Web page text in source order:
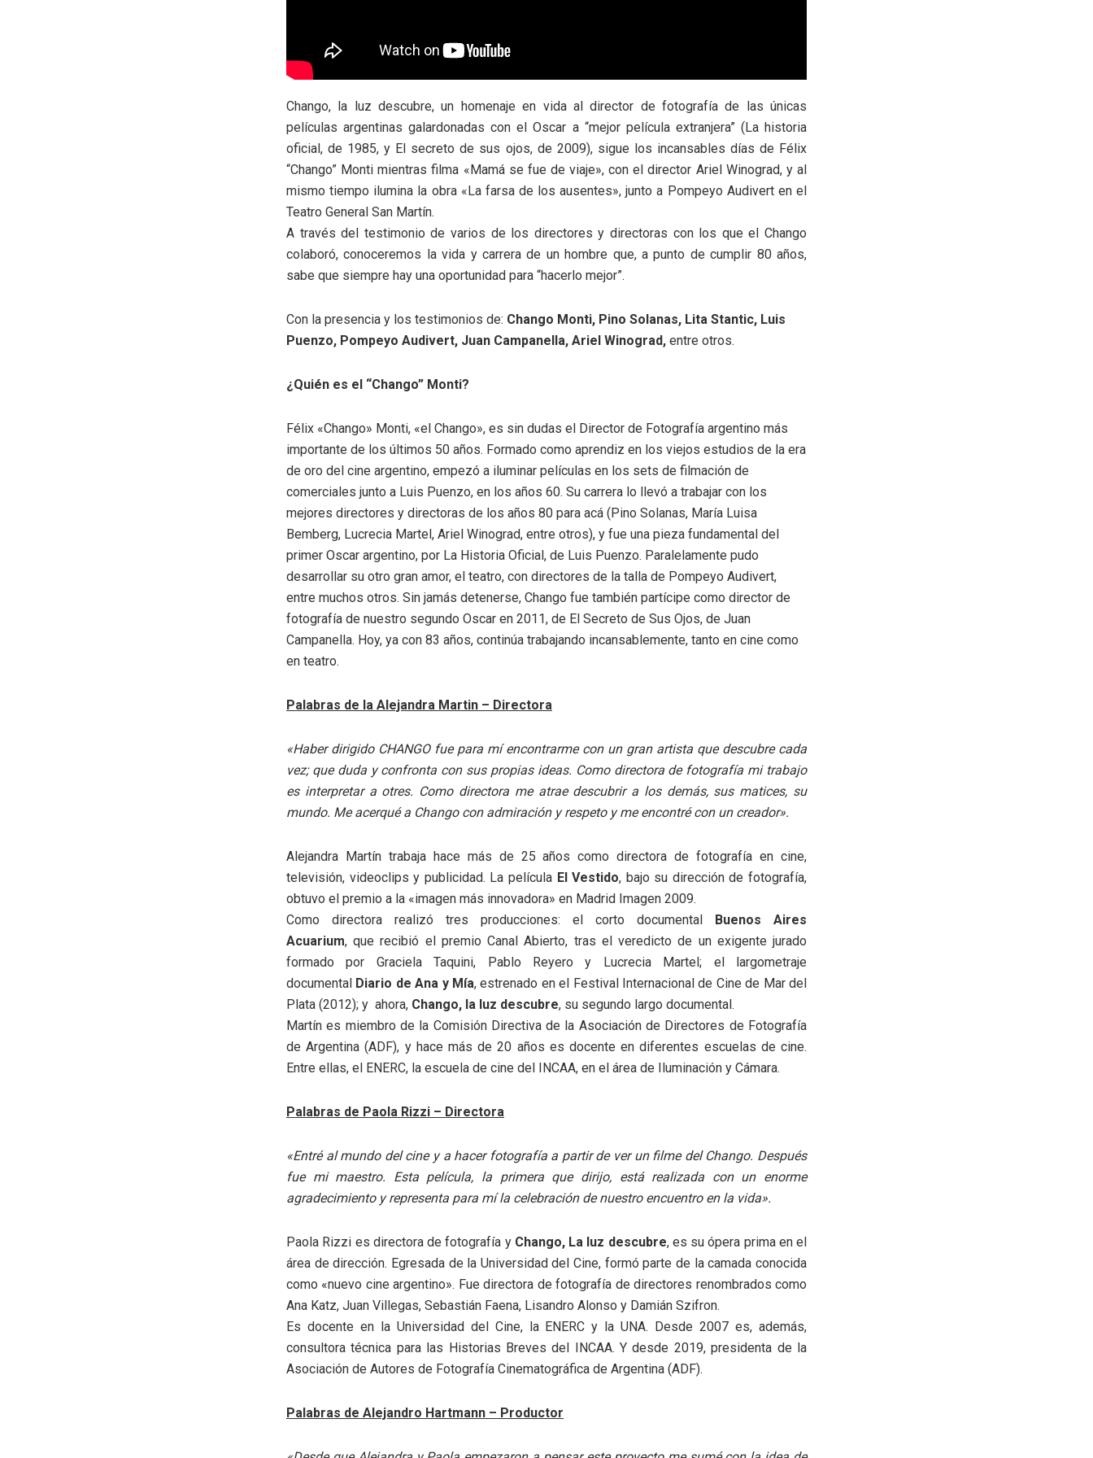
Chango, la luz descubre, un homenaje en vida al director de fotografía de las únicas
películas argentinas galardonadas con el Oscar a “mejor película extranjera” (La historia
oficial, de 1985, y El secreto de sus ojos, de 2009), sigue los incansables días de Félix
“Chango” Monti mientras filma «Mamá se fue de viaje», con el director Ariel Winograd, y al
mismo tiempo ilumina la obra «La farsa de los ausentes», junto a Pompeyo Audivert en el
Teatro General San Martín.
A través del testimonio de varios de los directores y directoras con los que el Chango
colaboró, conoceremos la vida y carrera de un hombre que, a punto de cumplir 80 años,
sabe que siempre hay una oportunidad para “hacerlo mejor”.
Con la presencia y los testimonios de: Chango Monti, Pino Solanas, Lita Stantic, Luis
Puenzo, Pompeyo Audivert, Juan Campanella, Ariel Winograd, entre otros.
¿Quién es el “Chango” Monti?
Félix «Chango» Monti, «el Chango», es sin dudas el Director de Fotografía argentino más
importante de los últimos 50 años. Formado como aprendiz en los viejos estudios de la era
de oro del cine argentino, empezó a iluminar películas en los sets de filmación de
comerciales junto a Luis Puenzo, en los años 60. Su carrera lo llevó a trabajar con los
mejores directores y directoras de los años 80 para acá (Pino Solanas, María Luisa
Bemberg, Lucrecia Martel, Ariel Winograd, entre otros), y fue una pieza fundamental del
primer Oscar argentino, por La Historia Oficial, de Luis Puenzo. Paralelamente pudo
desarrollar su otro gran amor, el teatro, con directores de la talla de Pompeyo Audivert,
entre muchos otros. Sin jamás detenerse, Chango fue también partícipe como director de
fotografía de nuestro segundo Oscar en 2011, de El Secreto de Sus Ojos, de Juan
Campanella. Hoy, ya con 83 años, continúa trabajando incansablemente, tanto en cine como
en teatro.
Palabras de la Alejandra Martin – Directora
«Haber dirigido CHANGO fue para mí encontrarme con un gran artista que descubre cada
vez; que duda y confronta con sus propias ideas. Como directora de fotografía mi trabajo
es interpretar a otres. Como directora me atrae descubrir a los demás, sus matices, su
mundo. Me acerqué a Chango con admiración y respeto y me encontré con un creador».
Alejandra Martín trabaja hace más de 25 años como directora de fotografía en cine,
televisión, videoclips y publicidad. La película El Vestido, bajo su dirección de fotografía,
obtuvo el premio a la «imagen más innovadora» en Madrid Imagen 2009.
Como directora realizó tres producciones: el corto documental Buenos Aires
Acuarium, que recibió el premio Canal Abierto, tras el veredicto de un exigente jurado
formado por Graciela Taquini, Pablo Reyero y Lucrecia Martel; el largometraje
documental Diario de Ana y Mía, estrenado en el Festival Internacional de Cine de Mar del
Plata (2012); y ahora, Chango, la luz descubre, su segundo largo documental.
Martín es miembro de la Comisión Directiva de la Asociación de Directores de Fotografía
de Argentina (ADF), y hace más de 20 años es docente en diferentes escuelas de cine.
Entre ellas, el ENERC, la escuela de cine del INCAA, en el área de Iluminación y Cámara.
Palabras de Paola Rizzi – Directora
«Entré al mundo del cine y a hacer fotografía a partir de ver un filme del Chango. Después
fue mi maestro. Esta película, la primera que dirijo, está realizada con un enorme
agradecimiento y representa para mí la celebración de nuestro encuentro en la vida».
Paola Rizzi es directora de fotografía y Chango, La luz descubre, es su ópera prima en el
área de dirección. Egresada de la Universidad del Cine, formó parte de la camada conocida
como «nuevo cine argentino». Fue directora de fotografía de directores renombrados como
Ana Katz, Juan Villegas, Sebastián Faena, Lisandro Alonso y Damián Szifron.
Es docente en la Universidad del Cine, la ENERC y la UNA. Desde 2007 es, además,
consultora técnica para las Historias Breves del INCAA. Y desde 2019, presidenta de la
Asociación de Autores de Fotografía Cinematográfica de Argentina (ADF).
Palabras de Alejandro Hartmann – Productor